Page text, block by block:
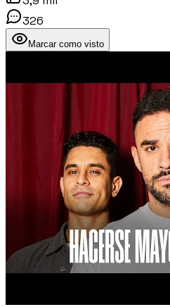
326
Marcar como visto